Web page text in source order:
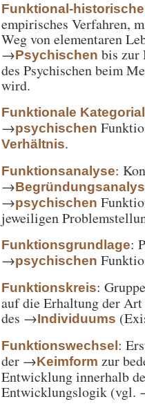
Funktional-
empirisches Verfahren,
Weg von elementaren
→Psychischen bis zur
des Psychischen beim
wird.
Funktionale
→psychischen
Verhältnis.
Funktionsanalyse:
→
→psychischen
jeweiligen
Funktionsgrundlage:
→psychischen
Funktionskreis:
auf die Erhaltung der
des →Individuums
Funktionswechsel:
der →Keimform zur
Entwicklung innerhalb
Entwicklungslogik